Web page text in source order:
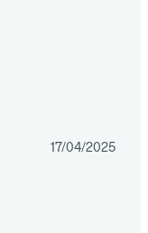
17/04/2025